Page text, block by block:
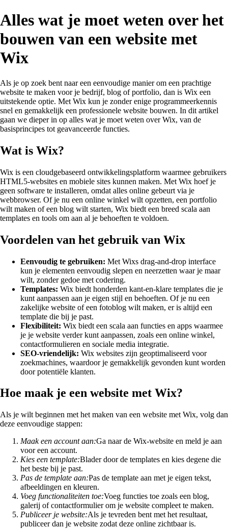
Alles wat je moet weten over het
bouwen van een website met
Wix
Als je op zoek bent naar een eenvoudige manier om een prachtige
website te maken voor je bedrijf, blog of portfolio, dan is Wix een
uitstekende optie. Met Wix kun je zonder enige programmeerkennis
snel en gemakkelijk een professionele website bouwen. In dit artikel
gaan we dieper in op alles wat je moet weten over Wix, van de
basisprincipes tot geavanceerde functies.
Wat is Wix?
Wix is een cloudgebaseerd ontwikkelingsplatform waarmee gebruikers
HTML5-websites en mobiele sites kunnen maken. Met Wix hoef je
geen software te installeren, omdat alles online gebeurt via je
webbrowser. Of je nu een online winkel wilt opzetten, een portfolio
wilt maken of een blog wilt starten, Wix biedt een breed scala aan
templates en tools om aan al je behoeften te voldoen.
Voordelen van het gebruik van Wix
Eenvoudig te gebruiken: Met Wixs drag-and-drop interface
kun je elementen eenvoudig slepen en neerzetten waar je maar
wilt, zonder gedoe met codering.
Templates: Wix biedt honderden kant-en-klare templates die je
kunt aanpassen aan je eigen stijl en behoeften. Of je nu een
zakelijke website of een fotoblog wilt maken, er is altijd een
template die bij je past.
Flexibiliteit: Wix biedt een scala aan functies en apps waarmee
je je website verder kunt aanpassen, zoals een online winkel,
contactformulieren en sociale media integratie.
SEO-vriendelijk: Wix websites zijn geoptimaliseerd voor
zoekmachines, waardoor je gemakkelijk gevonden kunt worden
door potentiële klanten.
Hoe maak je een website met Wix?
Als je wilt beginnen met het maken van een website met Wix, volg dan
deze eenvoudige stappen:
Maak een account aan:Ga naar de Wix-website en meld je aan
voor een account.
Kies een template:Blader door de templates en kies degene die
het beste bij je past.
Pas de template aan:Pas de template aan met je eigen tekst,
afbeeldingen en kleuren.
Voeg functionaliteiten toe:Voeg functies toe zoals een blog,
galerij of contactformulier om je website compleet te maken.
Publiceer je website:Als je tevreden bent met het resultaat,
publiceer dan je website zodat deze online zichtbaar is.